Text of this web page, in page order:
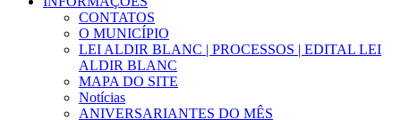
CONTATOS
O MUNICÍPIO
LEI ALDIR BLANC | PROCESSOS | EDITAL LEI
ALDIR BLANC
MAPA DO SITE
Notícias
ANIVERSARIANTES DO MÊS